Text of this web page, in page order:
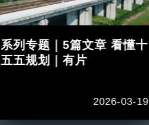
系列专题｜5篇文章 看懂十
五五规划｜有片
2026-03-19